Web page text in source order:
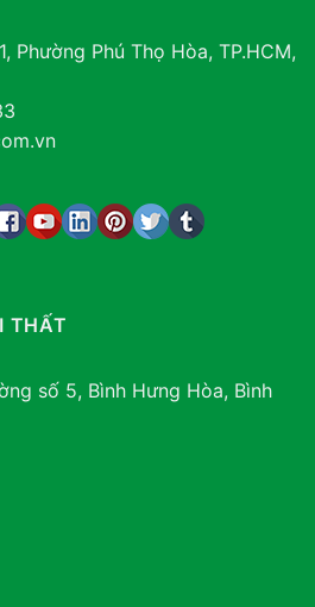
Phường Phú Thọ Hòa, TP.HCM,
THẤT
số 5, Bình Hưng Hòa, Bình